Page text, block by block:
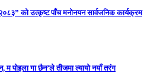
को उत्कृष्ट पाँच मनोनयन सार्वजनिक कार्यक्रम
म पोइला गा छैन’ले तीजमा ल्यायो नयाँ तरंग